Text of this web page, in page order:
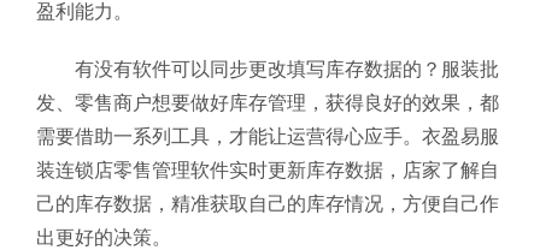
盈利能力。
有没有软件可以同步更改填写库存数据的？服装批
发、零售商户想要做好库存管理，获得良好的效果，都
需要借助一系列工具，才能让运营得心应手。衣盈易服
装连锁店零售管理软件实时更新库存数据，店家了解自
己的库存数据，精准获取自己的库存情况，方便自己作
出更好的决策。